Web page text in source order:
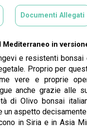
Documenti Allegati
Mediterraneo in
e resistenti
Proprio per
vere e proprie
anche grazie alle
di Olivo bonsai
aspetto
in Siria e in Asia